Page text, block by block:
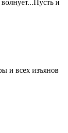
и
и всех изъянов